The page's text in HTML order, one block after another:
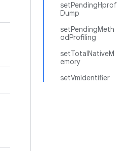
setPendingHprof
Dump
setPendingMeth
odProfiling
setTotalNativeM
emory
setVmIdentifier